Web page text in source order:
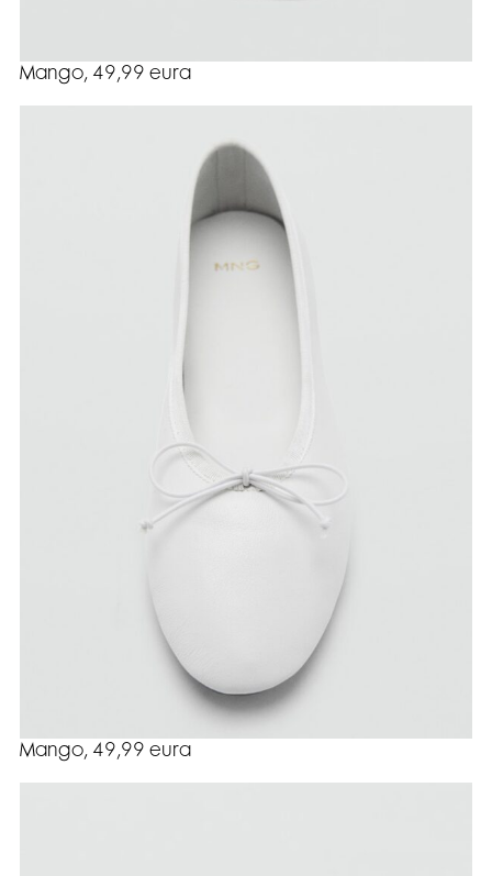
Mango, 49,99 eura
Mango, 49,99 eura